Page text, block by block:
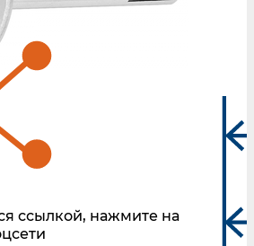
ссылкой, нажмите на